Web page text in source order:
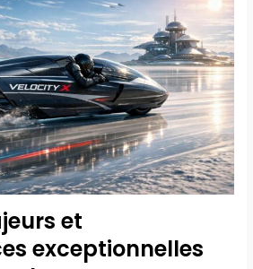
et
exceptionnelles